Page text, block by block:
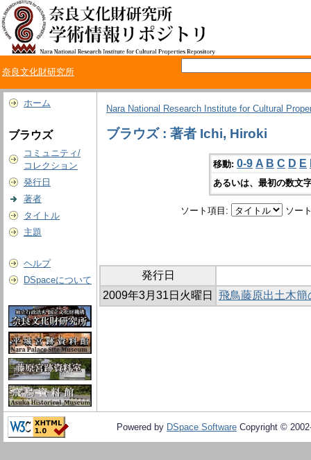
奈良文化財研究所
ホーム
ブラウズ
コミュニティ/
コレクション
発行日
著者
タイトル
主題
ヘルプ
DSpaceについて
Nara National Research Institute for Cultural
ブラウズ : 著者 Ichi, Hiroki
移動: 0-9 A B C D E
あるいは、最初の数文
ソート項目: ソー
発行日
2009年3月31日火曜日
飛鳥藤原出土木
Powered by DSpace Software Copyright ©